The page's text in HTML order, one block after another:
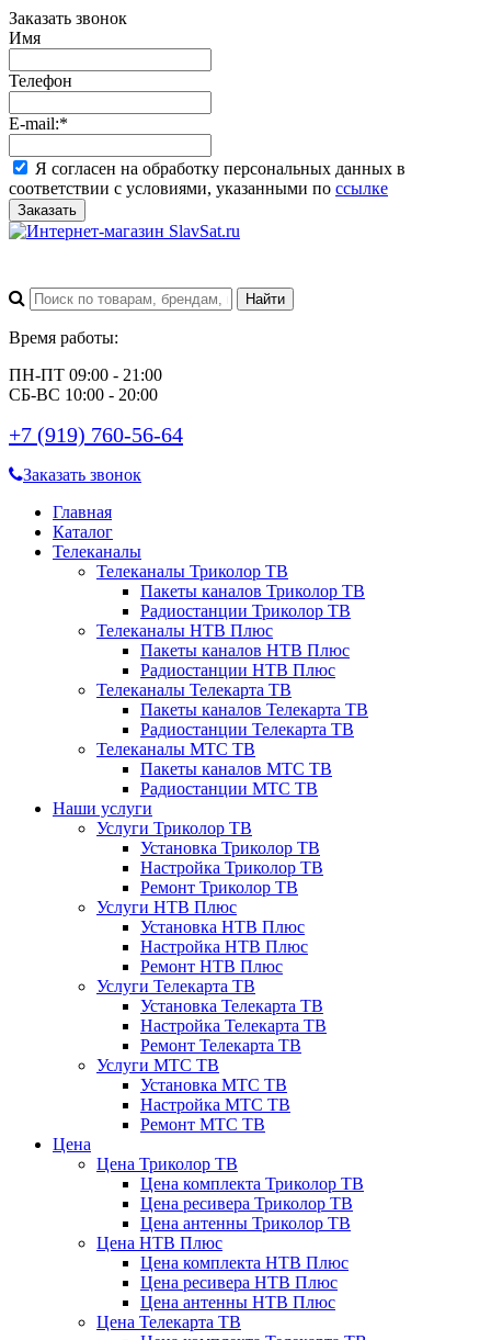
Заказать звонок
Имя
Телефон
E-mail:*
Я согласен на обработку персональных данных в
соответствии с условиями, указанными по ссылке
Заказать
Время работы:
ПН-ПТ 09:00 - 21:00
СБ-ВС 10:00 - 20:00
+7 (919) 760-56-64
Заказать звонок
Главная
Каталог
Телеканалы
Телеканалы Триколор ТВ
Пакеты каналов Триколор ТВ
Радиостанции Триколор ТВ
Телеканалы НТВ Плюс
Пакеты каналов НТВ Плюс
Радиостанции НТВ Плюс
Телеканалы Телекарта ТВ
Пакеты каналов Телекарта ТВ
Радиостанции Телекарта ТВ
Телеканалы МТС ТВ
Пакеты каналов МТС ТВ
Радиостанции МТС ТВ
Наши услуги
Услуги Триколор ТВ
Установка Триколор ТВ
Настройка Триколор ТВ
Ремонт Триколор ТВ
Услуги НТВ Плюс
Установка НТВ Плюс
Настройка НТВ Плюс
Ремонт НТВ Плюс
Услуги Телекарта ТВ
Установка Телекарта ТВ
Настройка Телекарта ТВ
Ремонт Телекарта ТВ
Услуги МТС ТВ
Установка МТС ТВ
Настройка МТС ТВ
Ремонт МТС ТВ
Цена
Цена Триколор ТВ
Цена комплекта Триколор ТВ
Цена ресивера Триколор ТВ
Цена антенны Триколор ТВ
Цена НТВ Плюс
Цена комплекта НТВ Плюс
Цена ресивера НТВ Плюс
Цена антенны НТВ Плюс
Цена Телекарта ТВ